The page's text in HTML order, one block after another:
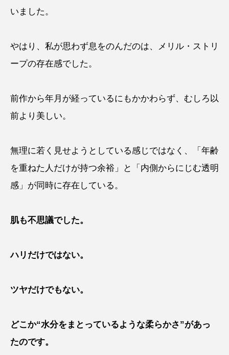
いました。
やはり、私が思わず息をのんだのは、メリル・ストリ
ープの存在感でした。
前作から年月が経っているにもかかわらず、むしろ以
前より美しい。
無理に若く見せようとしている感じではなく、「年齢
を重ねた人だけが持つ余裕」と「内側からにじむ透明
感」が同時に存在している。
肌も不思議でした。
ハリだけではない。
ツヤだけでもない。
どこか“水分をまとっているような柔らかさ”があっ
たのです。